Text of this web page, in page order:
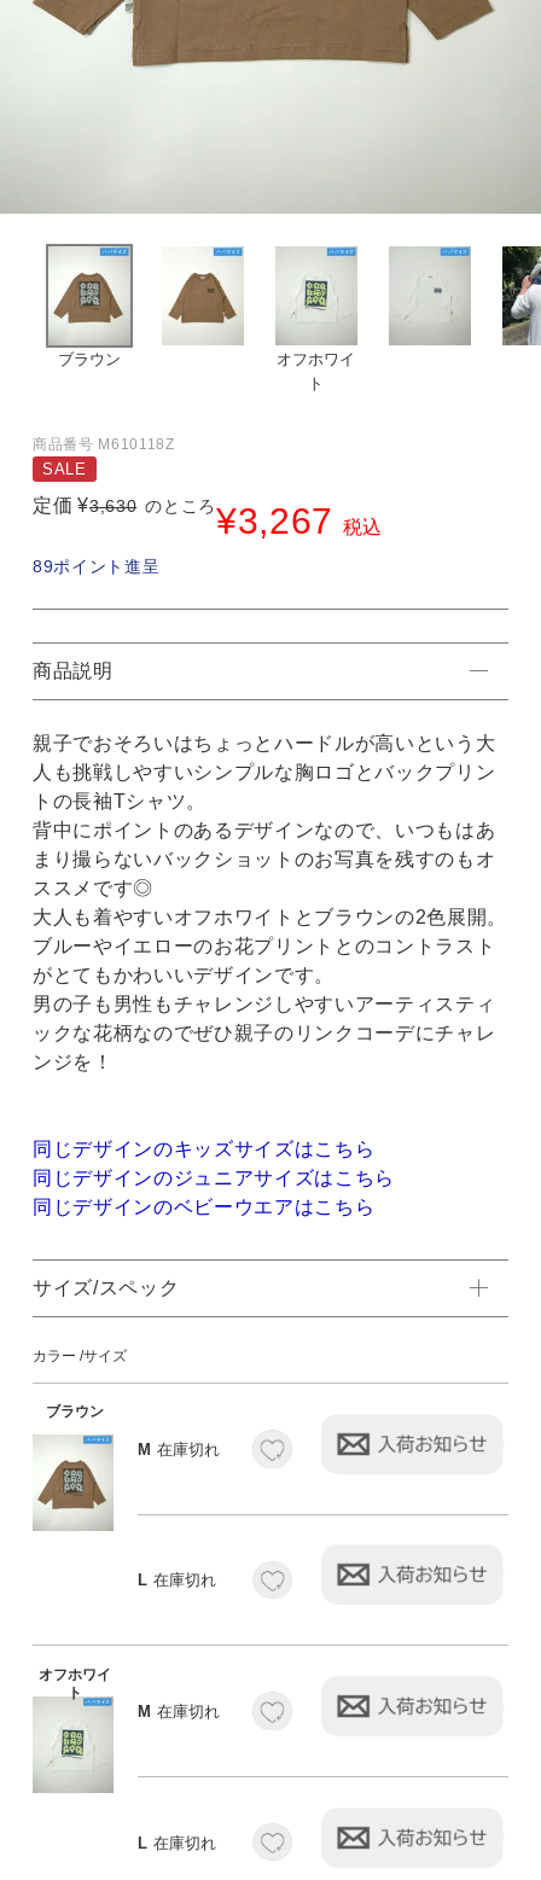
ブラウン
オフホワイ
ト
商品番号 M610118Z
SALE
定価 ¥3,630 のところ¥3,267 税込
89ポイント進呈
商品説明
親子でおそろいはちょっとハードルが高いという大
人も挑戦しやすいシンプルな胸ロゴとバックプリン
トの長袖Tシャツ。
背中にポイントのあるデザインなので、いつもはあ
まり撮らないバックショットのお写真を残すのもオ
ススメです◎
大人も着やすいオフホワイトとブラウンの2色展開。
ブルーやイエローのお花プリントとのコントラスト
がとてもかわいいデザインです。
男の子も男性もチャレンジしやすいアーティスティ
ックな花柄なのでぜひ親子のリンクコーデにチャレ
ンジを！
同じデザインのキッズサイズはこちら
同じデザインのジュニアサイズはこちら
同じデザインのベビーウエアはこちら
サイズ/スペック
カラー サイズ
ブラウン
M 在庫切れ
L 在庫切れ
オフホワイ
ト
M 在庫切れ
L 在庫切れ